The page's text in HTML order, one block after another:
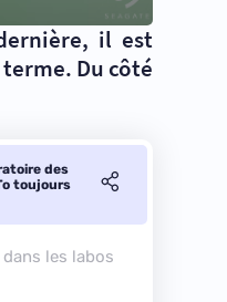
il est
Du côté
des
toujours
les labos